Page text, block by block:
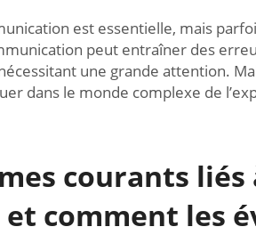
est essentielle, mais
peut entraîner des
une grande attention.
dans le monde complexe de
courants
comment les